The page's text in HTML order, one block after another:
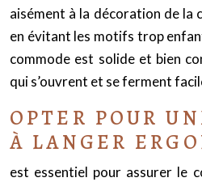
aisément à la décoration de la
en évitant les motifs trop
commode est solide et bien
qui s’ouvrent et se ferment
OPTER POUR
À LANGER
est essentiel pour assurer le